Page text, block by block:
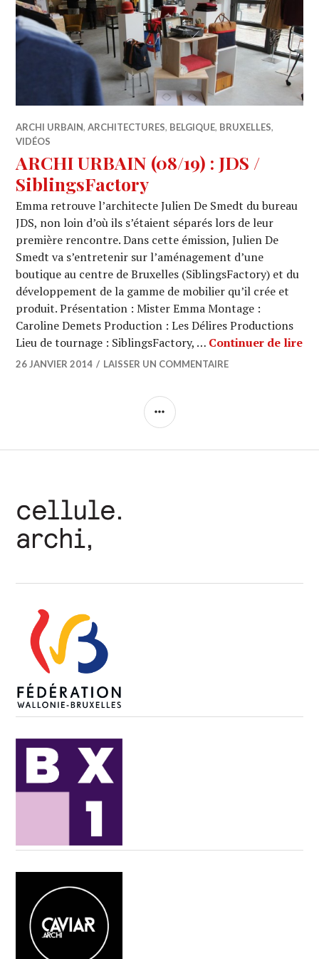
ARCHI URBAIN,ARCHITECTURES, BELGIQUE, BRUXELLES,
VIDÉOS
ARCHI URBAIN (08/19) : JDS /
SiblingsFactory
Emma retrouve l’architecte Julien De Smedt du bureau
JDS, non loin d’où ils s’étaient séparés lors de leur
première rencontre. Dans cette émission, Julien De
Smedt va s’entretenir sur l’aménagement d’une
boutique au centre de Bruxelles (SiblingsFactory) et du
développement de la gamme de mobilier qu’il crée et
produit. Présentation : Mister Emma Montage :
Caroline Demets Production : Les Délires Productions
Lieu de tournage : SiblingsFactory, … Continuer de lire
26 JANVIER 2014 LAISSER UN COMMENTAIRE
COLONNE